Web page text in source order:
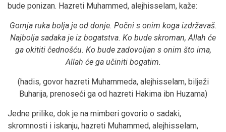
bude ponizan. Hazreti Muhammed, alejhisselam, kaže:
Gornja ruka bolja je od donje. Počni s onim koga izdržavaš.
Najbolja sadaka je iz bogatstva. Ko bude skroman, Allah će
ga okititi čednošću. Ko bude zadovoljan s onim što ima,
Allah će ga učiniti bogatim.
(hadis, govor hazreti Muhammeda, alejhisselam, bilježi
Buharija, prenoseći ga od hazreti Hakima ibn Huzama)
Jedne prilike, dok je na mimberi govorio o sadaki,
skromnosti i iskanju, hazreti Muhammed, alejhisselam,